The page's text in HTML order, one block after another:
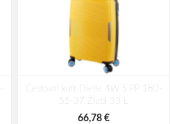
Cestovní kufr Dielle 4W S PP 180-
55-37 Žlutá 33 L
66,78 €